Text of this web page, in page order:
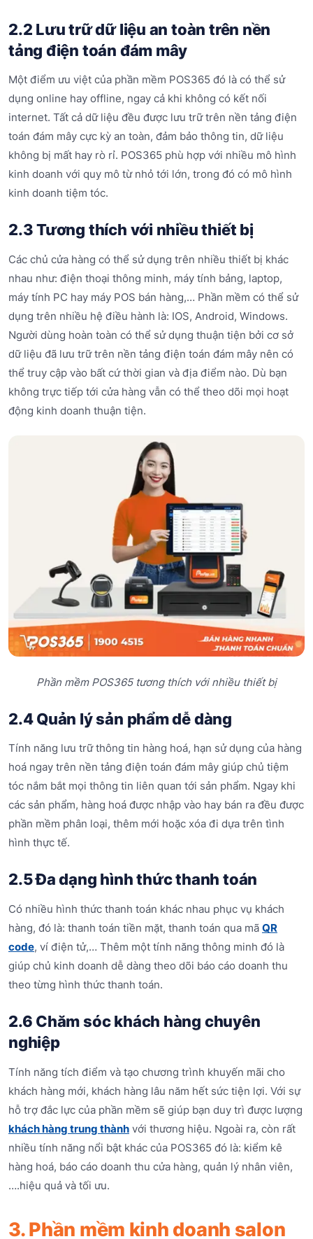
2.2 Lưu trữ dữ liệu an toàn trên nền
tảng điện toán đám mây
Một điểm ưu việt của phần mềm POS365 đó là có thể sử
dụng online hay offline, ngay cả khi không có kết nối
internet. Tất cả dữ liệu đều được lưu trữ trên nền tảng điện
toán đám mây cực kỳ an toàn, đảm bảo thông tin, dữ liệu
không bị mất hay rò rỉ. POS365 phù hợp với nhiều mô hình
kinh doanh với quy mô từ nhỏ tới lớn, trong đó có mô hình
kinh doanh tiệm tóc.
2.3 Tương thích với nhiều thiết bị
Các chủ cửa hàng có thể sử dụng trên nhiều thiết bị khác
nhau như: điện thoại thông minh, máy tính bảng, laptop,
máy tính PC hay máy POS bán hàng,… Phần mềm có thể sử
dụng trên nhiều hệ điều hành là: IOS, Android, Windows.
Người dùng hoàn toàn có thể sử dụng thuận tiện bởi cơ sở
dữ liệu đã lưu trữ trên nền tảng điện toán đám mây nên có
thể truy cập vào bất cứ thời gian và địa điểm nào. Dù bạn
không trực tiếp tới cửa hàng vẫn có thể theo dõi mọi hoạt
động kinh doanh thuận tiện.
Phần mềm POS365 tương thích với nhiều thiết bị
2.4 Quản lý sản phẩm dễ dàng
Tính năng lưu trữ thông tin hàng hoá, hạn sử dụng của hàng
hoá ngay trên nền tảng điện toán đám mây giúp chủ tiệm
tóc nắm bắt mọi thông tin liên quan tới sản phẩm. Ngay khi
các sản phẩm, hàng hoá được nhập vào hay bán ra đều được
phần mềm phân loại, thêm mới hoặc xóa đi dựa trên tình
hình thực tế.
2.5 Đa dạng hình thức thanh toán
Có nhiều hình thức thanh toán khác nhau phục vụ khách
hàng, đó là: thanh toán tiền mặt, thanh toán qua mã QR
code, ví điện tử,… Thêm một tính năng thông minh đó là
giúp chủ kinh doanh dễ dàng theo dõi báo cáo doanh thu
theo từng hình thức thanh toán.
2.6 Chăm sóc khách hàng chuyên
nghiệp
Tính năng tích điểm và tạo chương trình khuyến mãi cho
khách hàng mới, khách hàng lâu năm hết sức tiện lợi. Với sự
hỗ trợ đắc lực của phần mềm sẽ giúp bạn duy trì được lượng
khách hàng trung thành với thương hiệu. Ngoài ra, còn rất
nhiều tính năng nổi bật khác của POS365 đó là: kiểm kê
hàng hoá, báo cáo doanh thu cửa hàng, quản lý nhân viên,
….hiệu quả và tối ưu.
3. Phần mềm kinh doanh salon